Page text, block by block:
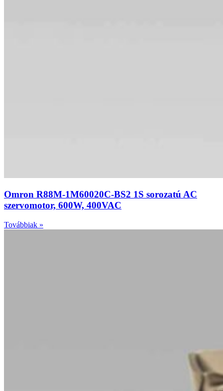
Omron R88M-1M60020C-BS2 1S sorozatú AC
szervomotor, 600W, 400VAC
Továbbiak »